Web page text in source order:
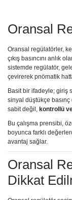
Oransal
Oransal regülatörler,
çıkış basıncını anlık
sistemde regülatör,
çevirerek pnömatik
Basit bir ifadeyle; giriş
sinyal düştükçe
sabit değil, kontrollü
Bu çalışma prensibi,
boyunca farklı
avantaj sağlar.
Oransal
Dikkat